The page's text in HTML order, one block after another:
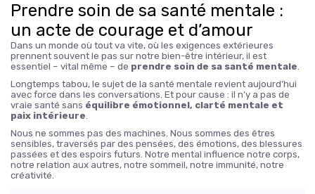
Prendre soin de sa santé mentale :
un acte de courage et d’amour
Dans un monde où tout va vite, où les exigences extérieures
prennent souvent le pas sur notre bien-être intérieur, il est
essentiel – vital même – de prendre soin de sa santé mentale.
Longtemps tabou, le sujet de la santé mentale revient aujourd’hui
avec force dans les conversations. Et pour cause : il n’y a pas de
vraie santé sans équilibre émotionnel, clarté mentale et
paix intérieure.
Nous ne sommes pas des machines. Nous sommes des êtres
sensibles, traversés par des pensées, des émotions, des blessures
passées et des espoirs futurs. Notre mental influence notre corps,
notre relation aux autres, notre sommeil, notre immunité, notre
créativité.